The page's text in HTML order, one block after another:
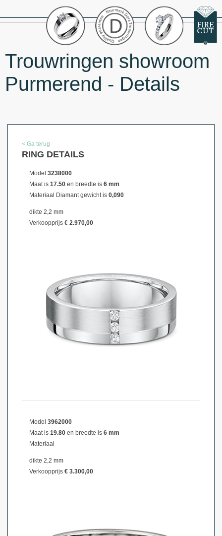
Trouwringen showroom
Purmerend - Details
< Ga terug
RING DETAILS
Model 3238000
Maat is 17.50 en breedte is 6 mm
Materiaal Diamant gewicht is 0,090
dikte 2,2 mm
Verkoopprijs € 2.970,00
Model 3962000
Maat is 19.80 en breedte is 6 mm
Materiaal
dikte 2,2 mm
Verkoopprijs € 3.300,00